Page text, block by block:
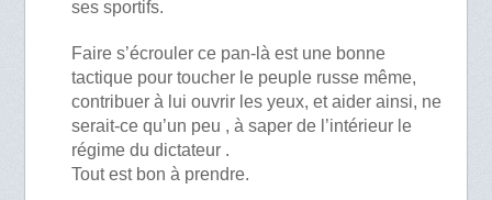
ses sportifs.
Faire s’écrouler ce pan-là est une bonne
tactique pour toucher le peuple russe même,
contribuer à lui ouvrir les yeux, et aider ainsi, ne
serait-ce qu’un peu , à saper de l’intérieur le
régime du dictateur .
Tout est bon à prendre.